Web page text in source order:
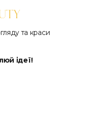
та краси
ідеї!